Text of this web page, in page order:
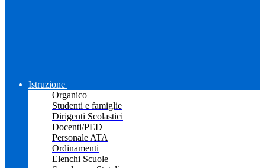
Istruzione
Organico
Studenti e famiglie
Dirigenti Scolastici
Docenti/PED
Personale ATA
Ordinamenti
Elenchi Scuole